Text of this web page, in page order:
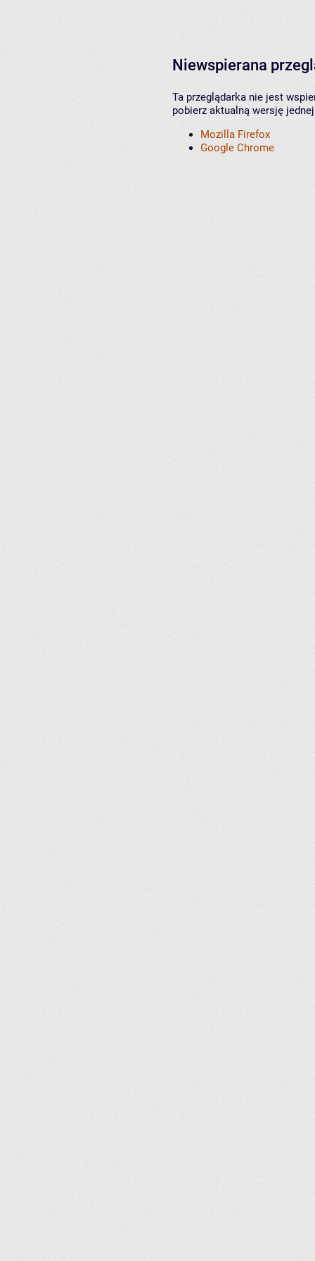
Niewspierana
Ta przeglądarka nie jest
pobierz aktualną wersję
Mozilla Firefox
Google Chrome